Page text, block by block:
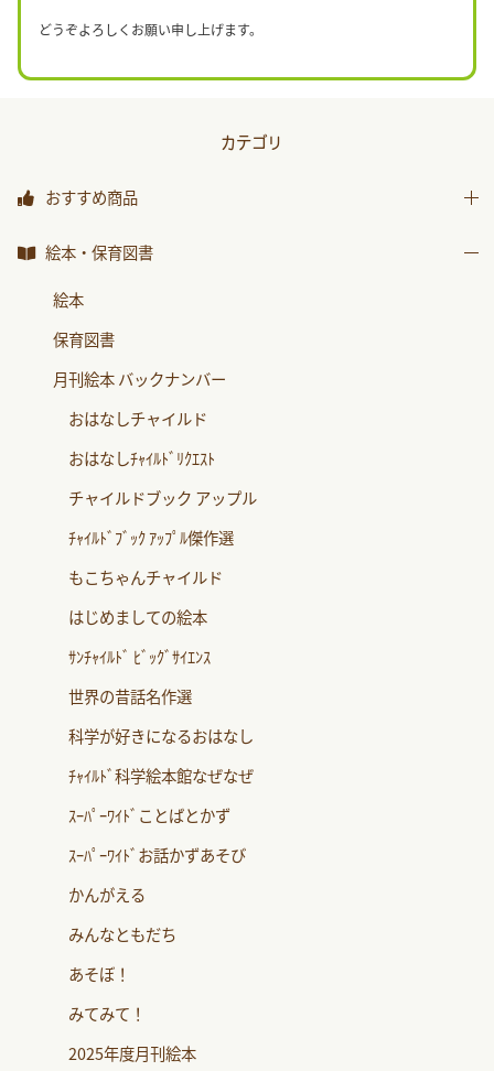
どうぞよろしくお願い申し上げます。
カテゴリ
おすすめ商品
おすすめ商品
絵本・保育図書
絵本
保育図書
月刊絵本 バックナンバー
おはなしチャイルド
おはなしﾁｬｲﾙﾄﾞﾘｸｴｽﾄ
チャイルドブック アップル
ﾁｬｲﾙﾄﾞﾌﾞｯｸ ｱｯﾌﾟﾙ傑作選
もこちゃんチャイルド
はじめましての絵本
ｻﾝﾁｬｲﾙﾄﾞ ﾋﾞｯｸﾞｻｲｴﾝｽ
世界の昔話名作選
科学が好きになるおはなし
ﾁｬｲﾙﾄﾞ科学絵本館なぜなぜ
ｽｰﾊﾟｰﾜｲﾄﾞことばとかず
ｽｰﾊﾟｰﾜｲﾄﾞお話かずあそび
かんがえる
みんなともだち
あそぼ！
みてみて！
2025年度月刊絵本